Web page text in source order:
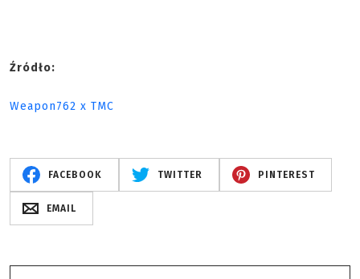
Źródło:
Weapon762 x TMC
FACEBOOK TWITTER PINTEREST
EMAIL